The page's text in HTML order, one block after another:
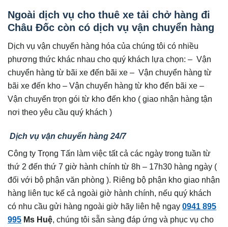
Ngoài dịch vụ cho thuê xe tải chở hàng đi
Châu Đốc còn có dịch vụ vận chuyển hàng
Dịch vụ vận chuyển hàng hóa của chúng tôi có nhiều
phương thức khác nhau cho quý khách lựa chọn: – Vận
chuyển hàng từ bãi xe đến bãi xe – Vận chuyển hàng từ
bãi xe đến kho – Vận chuyển hàng từ kho đến bãi xe –
Vận chuyển trọn gói từ kho đến kho ( giao nhận hàng tận
nơi theo yêu cầu quý khách )
Dịch vụ vận chuyển hàng 24/7
Công ty Trọng Tấn làm việc tất cả các ngày trong tuần từ
thứ 2 đến thứ 7 giờ hành chính từ 8h – 17h30 hàng ngày (
đối với bộ phận văn phòng ). Riêng bộ phận kho giao nhận
hàng liên tục kế cả ngoài giờ hành chính, nếu quý khách
có nhu cầu gửi hàng ngoài giờ hãy liên hệ ngay 0941 895
995 Ms Huệ, chúng tôi sẵn sàng đáp ứng và phục vụ cho